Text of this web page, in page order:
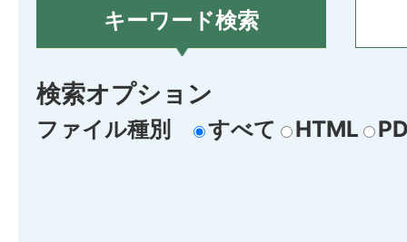
キーワード検索
検索オプション
ファイル種別 すべて HTML